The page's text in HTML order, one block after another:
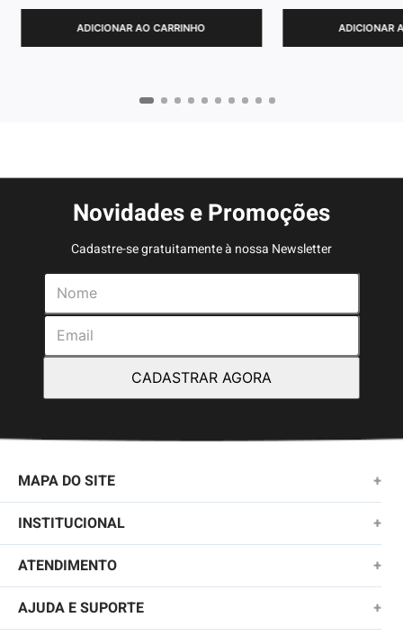
ADICIONAR AO CARRINHO ADICIONAR
Novidades e Promoções
Cadastre-se gratuitamente à nossa Newsletter
CADASTRAR AGORA
MAPA DO SITE +
NOVIDADES
MASCULINO
KIDS
FEMININO
INSTITUCIONAL +
SOBRE NÓS
TROCAS E DEVOLUÇÕES
ATENDIMENTO +
(11)2010-1028
AJUDA E SUPORTE +